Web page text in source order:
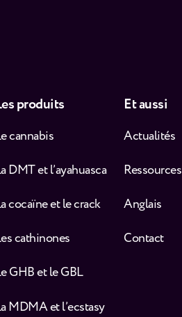
produits
cannabis
DMT et l’ayahuasca
cocaïne et le crack
cathinones
GHB et le GBL
MDMA et l’ecstasy
Et aussi
Actualités
Ressources
Anglais
Contact